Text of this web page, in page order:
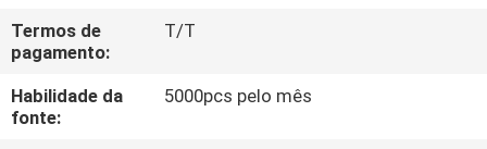
CONTACTE-
NOS
Termos de
pagamento:
T/T
Habilidade da
fonte:
5000pcs pelo mês